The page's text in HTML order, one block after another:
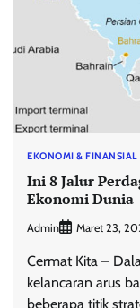
EKONOMI & FINANSIAL
Ini 8 Jalur
Ekonomi Dunia
Admin Maret 23,
Cermat Kita –
kelancaran arus
beberapa titik